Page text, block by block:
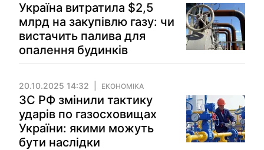
Україна витратила $2,5
млрд на закупівлю газу: чи
вистачить палива для
опалення будинків
20.10.2025 14:32 ЕКОНОМІКА
ЗС РФ змінили тактику
ударів по газосховищах
України: якими можуть
бути наслідки